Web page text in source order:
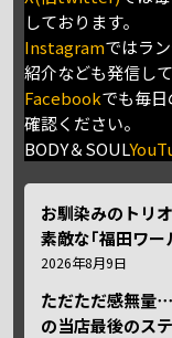
しております。
Instagramではラ
紹介なども発信して
Facebookでも毎
確認ください。
BODY＆SOUL
お馴染みのトリ
素敵な｢福田ワー
2026年8月9日
ただただ感無量
の当店最後のス